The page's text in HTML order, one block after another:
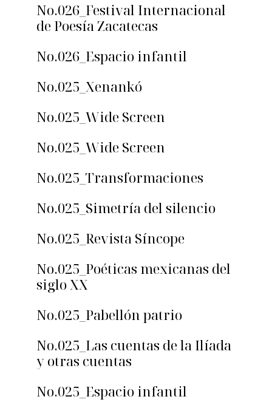
No.026_Festival Internacional
de Poesía Zacatecas
No.026_Espacio infantil
No.025_Xenankó
No.025_Wide Screen
No.025_Wide Screen
No.025_Transformaciones
No.025_Simetría del silencio
No.025_Revista Síncope
No.025_Poéticas mexicanas del
siglo XX
No.025_Pabellón patrio
No.025_Las cuentas de la Ilíada
y otras cuentas
No.025_Espacio infantil